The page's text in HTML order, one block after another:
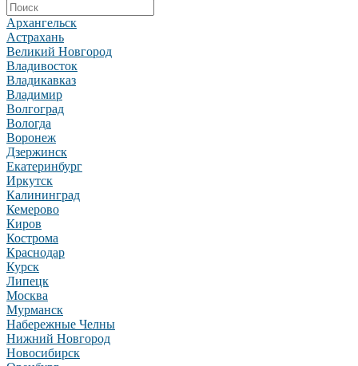
Архангельск
Астрахань
Великий Новгород
Владивосток
Владикавказ
Владимир
Волгоград
Вологда
Воронеж
Дзержинск
Екатеринбург
Иркутск
Калининград
Кемерово
Киров
Кострома
Краснодар
Курск
Липецк
Москва
Мурманск
Набережные Челны
Нижний Новгород
Новосибирск